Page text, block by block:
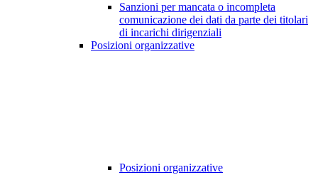
Sanzioni per mancata o incompleta
comunicazione dei dati da parte dei titolari
di incarichi dirigenziali
Posizioni organizzative
Posizioni organizzative